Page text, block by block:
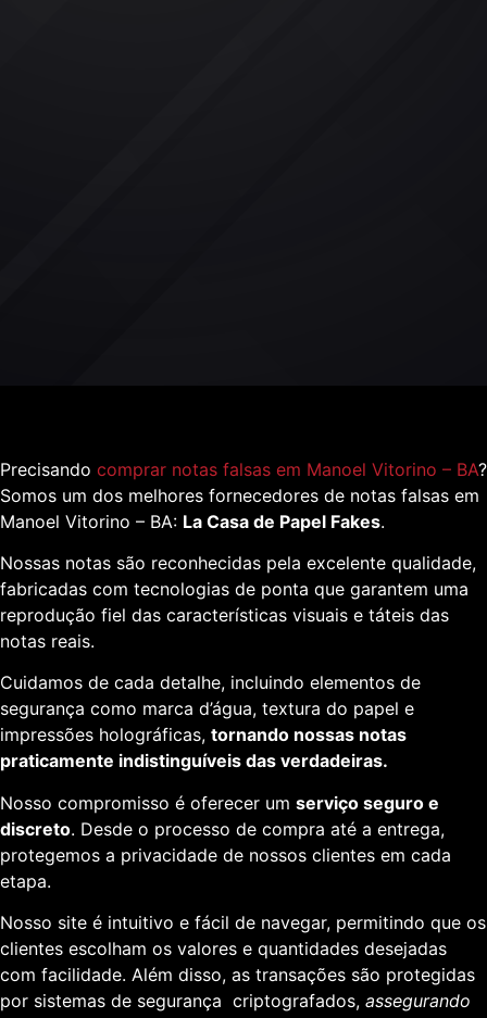
Precisando comprar notas falsas em Manoel Vitorino – BA?
Somos um dos melhores fornecedores de notas falsas em
Manoel Vitorino – BA: La Casa de Papel Fakes.
Nossas notas são reconhecidas pela excelente qualidade,
fabricadas com tecnologias de ponta que garantem uma
reprodução fiel das características visuais e táteis das
notas reais.
Cuidamos de cada detalhe, incluindo elementos de
segurança como marca d’água, textura do papel e
impressões holográficas, tornando nossas notas
praticamente indistinguíveis das verdadeiras.
Nosso compromisso é oferecer um serviço seguro e
discreto. Desde o processo de compra até a entrega,
protegemos a privacidade de nossos clientes em cada
etapa.
Nosso site é intuitivo e fácil de navegar, permitindo que os
clientes escolham os valores e quantidades desejadas
com facilidade. Além disso, as transações são protegidas
por sistemas de segurança criptografados, assegurando